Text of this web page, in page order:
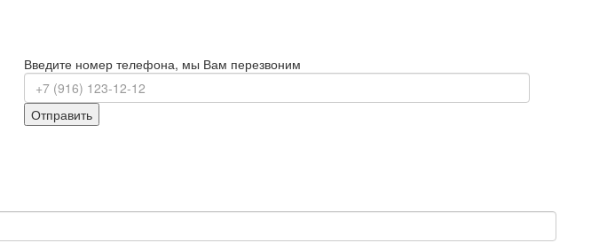
Введите номер телефона, мы Вам перезвоним
Отправить